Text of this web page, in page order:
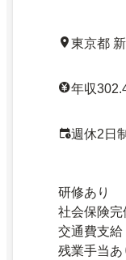
東京都
年収
週休2日
研修あり
社会保険完
交通費支給
残業手当あ